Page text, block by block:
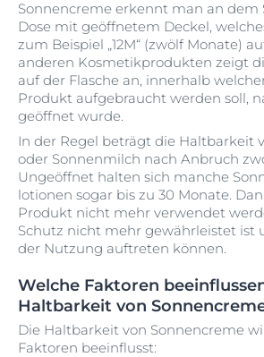
Sonnencreme erkennt man an dem
Dose mit geöffnetem Deckel,
zum Beispiel „12M“ (zwölf Monate)
anderen Kosmetikprodukten zeigt
auf der Flasche an, innerhalb
Produkt aufgebraucht werden soll,
geöffnet wurde.
In der Regel beträgt die Haltbarkeit
oder Sonnenmilch nach Anbruch
Ungeöffnet halten sich manche
lotionen sogar bis zu 30 Monate.
Produkt nicht mehr verwendet
Schutz nicht mehr gewährleistet ist
der Nutzung auftreten können.
Welche Faktoren
Haltbarkeit von
Die Haltbarkeit von Sonnencreme
Faktoren beeinflusst: